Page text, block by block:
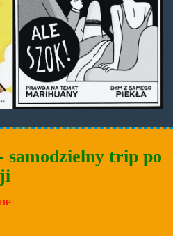
samodzielny trip po